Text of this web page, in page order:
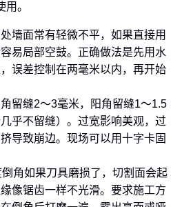
。
墙面常有轻微不平，如果直接用
易局部空鼓。正确做法是先用水
误差控制在两毫米以内，再开始
角留缝2～3毫米，阳角留缝1～1.5
乎不留缝）。过宽影响美观，过
导致崩边。现场可以用十字卡固
倒角如果刀具磨损了，切割面会起
像锯齿一样不光滑。要求施工方